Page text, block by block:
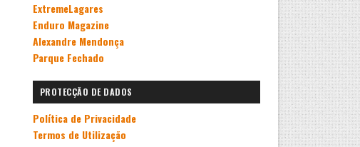
ExtremeLagares
Enduro Magazine
Alexandre Mendonça
Parque Fechado
PROTECÇÃO DE DADOS
Política de Privacidade
Termos de Utilização